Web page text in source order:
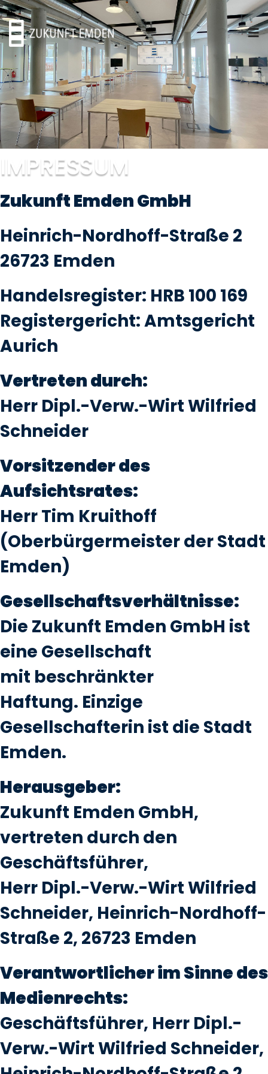
IMPRESSUM
Zukunft Emden GmbH
Heinrich-Nordhoff-Straße 2
26723 Emden
Handelsregister: HRB 100 169
Registergericht: Amtsgericht
Aurich
Vertreten durch:
Herr Dipl.-Verw.-Wirt Wilfried
Schneider
Vorsitzender des
Aufsichtsrates:
Herr Tim Kruithoff
(Oberbürgermeister der Stadt
Emden)
Gesellschaftsverhältnisse:
Die Zukunft Emden GmbH ist
eine Gesellschaft
mit beschränkter
Haftung. Einzige
Gesellschafterin ist die Stadt
Emden.
Herausgeber:
Zukunft Emden GmbH,
vertreten durch den
Geschäftsführer,
Herr Dipl.-Verw.-Wirt Wilfried
Schneider, Heinrich-Nordhoff-
Straße 2, 26723 Emden
Verantwortlicher im Sinne des
Medienrechts:
Geschäftsführer, Herr Dipl.-
Verw.-Wirt Wilfried Schneider,